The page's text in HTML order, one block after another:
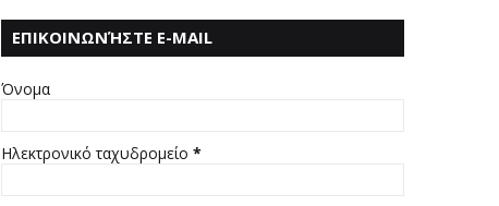
ΕΠΙΚΟΙΝΩΝΉΣΤΕ E-MAIL
Όνομα
Ηλεκτρονικό ταχυδρομείο *